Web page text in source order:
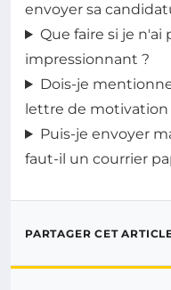
envoyer sa
Que faire si je n'ai
impressionnant ?
Dois-je
lettre de motivation
Puis-je envoyer
faut-il un courrier
PARTAGER CET